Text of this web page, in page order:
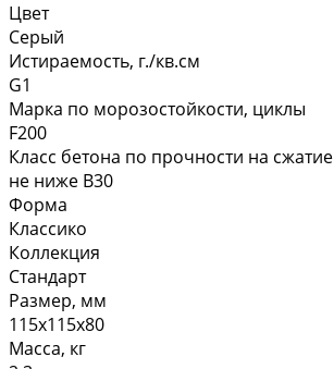
Цвет
Серый
Истираемость, г./кв.см
G1
Марка по морозостойкости, циклы
F200
Класс бетона по прочности на сжатие
не ниже В30
Форма
Классико
Коллекция
Стандарт
Размер, мм
115х115х80
Масса, кг